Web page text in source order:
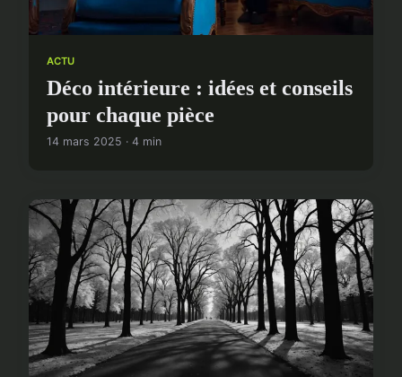
ACTU
Déco intérieure : idées et conseils
pour chaque pièce
14 mars 2025 · 4 min